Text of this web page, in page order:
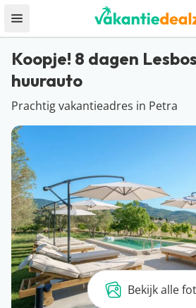
Open menu
Koopje! 8 dagen
huurauto
Prachtig vakantieadres in Petra
Bekijk alle